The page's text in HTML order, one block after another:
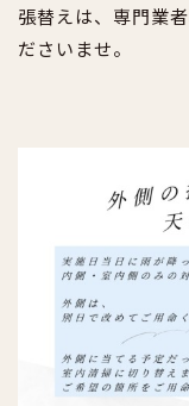
張替えは、専門業
ださいませ。